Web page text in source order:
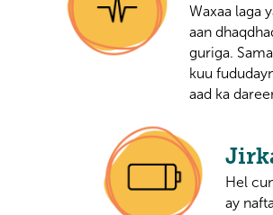
Waxaa laga
aan
guriga.
kuu
aad ka
Hel
ay